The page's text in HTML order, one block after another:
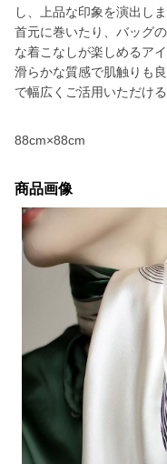
し、上品な印象を演出しま
首元に巻いたり、バッグ
な着こなしが楽しめるアイ
滑らかな質感で肌触りも
で幅広くご活用いただけ
88cm×88cm
商品画像